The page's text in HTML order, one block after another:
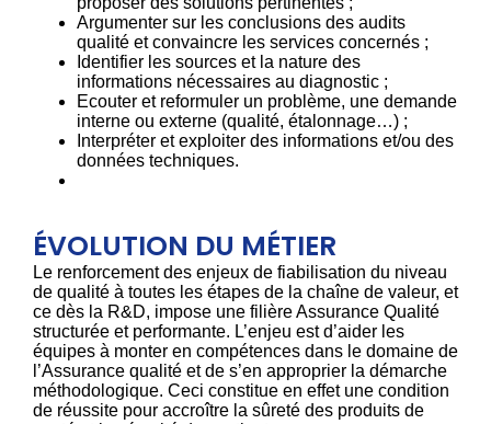
Argumenter sur les conclusions des audits
qualité et convaincre les services concernés ;
Identifier les sources et la nature des
informations nécessaires au diagnostic ;
Ecouter et reformuler un problème, une demande
interne ou externe (qualité, étalonnage…) ;
Interpréter et exploiter des informations et/ou des
données techniques.
ÉVOLUTION DU MÉTIER
Le renforcement des enjeux de fiabilisation du niveau
de qualité à toutes les étapes de la chaîne de valeur, et
ce dès la R&D, impose une filière Assurance Qualité
structurée et performante. L’enjeu est d’aider les
équipes à monter en compétences dans le domaine de
l’Assurance qualité et de s’en approprier la démarche
méthodologique. Ceci constitue en effet une condition
de réussite pour accroître la sûreté des produits de